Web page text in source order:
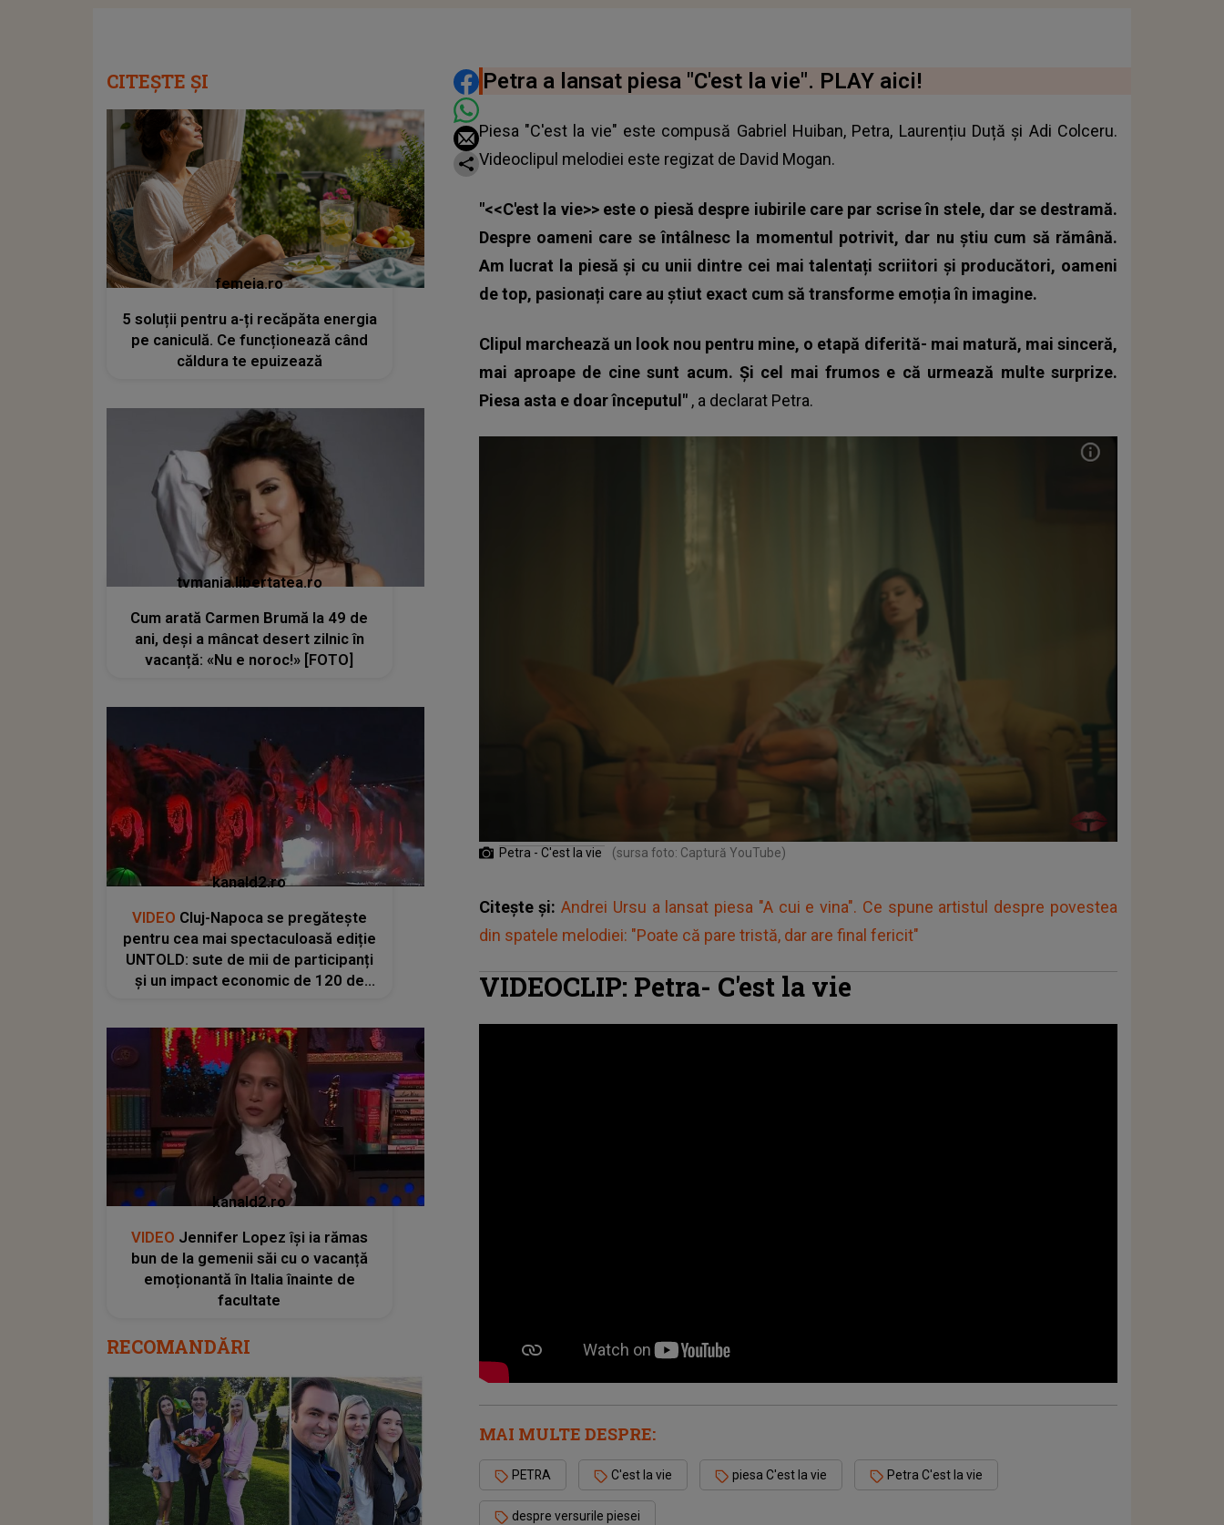
DISTRIBUIE ARTICOLUL
Petra a lansat piesa "C'est la vie". PLAY aici!
Piesa "C'est la vie" este compusă Gabriel Huiban, Petra, Laurențiu Duță și Adi Colceru.
Videoclipul melodiei este regizat de David Mogan.
"<<C'est la vie>> este o piesă despre iubirile care par scrise în stele, dar se destramă.
Despre oameni care se întâlnesc la momentul potrivit, dar nu știu cum să rămână.
Am lucrat la piesă și cu unii dintre cei mai talentați scriitori și producători, oameni
de top, pasionați care au știut exact cum să transforme emoția în imagine.
Clipul marchează un look nou pentru mine, o etapă diferită- mai matură, mai sinceră,
mai aproape de cine sunt acum. Și cel mai frumos e că urmează multe surprize.
Piesa asta e doar începutul" , a declarat Petra.
Petra - C'est la vie (sursa foto: Captură YouTube)
Citește și:Andrei Ursu a lansat piesa "A cui e vina". Ce spune artistul despre povestea
din spatele melodiei: "Poate că pare tristă, dar are final fericit"
VIDEOCLIP: Petra- C'est la vie
MAI MULTE DESPRE:
PETRA C'est la vie piesa C'est la vie Petra C'est la vie
despre versurile piesei
CITEȘTE ȘI
femeia.ro
5 soluții pentru a-ți recăpăta energia
pe caniculă. Ce funcționează când
căldura te epuizează
tvmania.libertatea.ro
Cum arată Carmen Brumă la 49 de
ani, deși a mâncat desert zilnic în
vacanță: «Nu e noroc!» [FOTO]
kanald2.ro
VIDEO Cluj-Napoca se pregătește
pentru cea mai spectaculoasă ediție
UNTOLD: sute de mii de participanți
și un impact economic de 120 de
kanald2.ro
VIDEO Jennifer Lopez își ia rămas
bun de la gemenii săi cu o vacanță
emoționantă în Italia înainte de
facultate
RECOMANDĂRI